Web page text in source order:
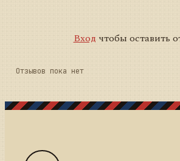
Вход чтобы оставить
Отзывов пока нет